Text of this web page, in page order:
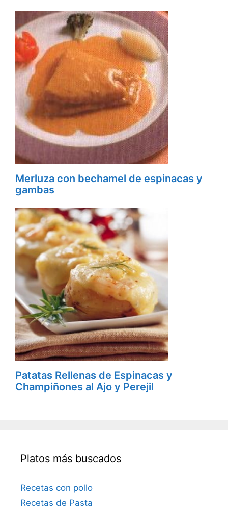
Merluza con bechamel de espinacas y
gambas
Patatas Rellenas de Espinacas y
Champiñones al Ajo y Perejil
Platos más buscados
Recetas con pollo
Recetas de Pasta